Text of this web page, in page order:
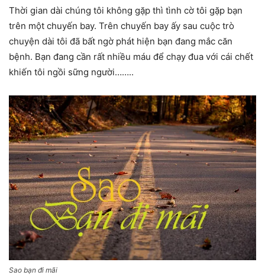
Thời gian dài chúng tôi không gặp thì tình cờ tôi gặp bạn
trên một chuyến bay. Trên chuyến bay ấy sau cuộc trò
chuyện dài tôi đã bất ngờ phát hiện bạn đang mắc căn
bệnh. Bạn đang cần rất nhiều máu để chạy đua với cái chết
khiến tôi ngồi sững người……..
Sao bạn đi mãi